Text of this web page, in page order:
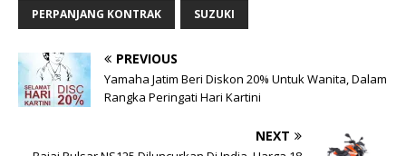
PERPANJANG KONTRAK SUZUKI
PREVIOUS
Yamaha Jatim Beri Diskon 20% Untuk Wanita, Dalam
Rangka Peringati Hari Kartini
NEXT